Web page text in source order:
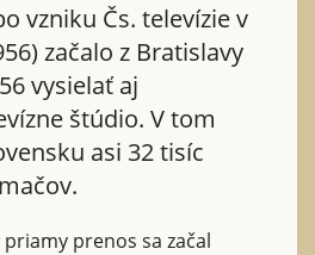
vzniku Čs. televízie v
začalo z Bratislavy
vysielať aj
štúdio. V tom
asi 32 tisíc
prenos sa začal